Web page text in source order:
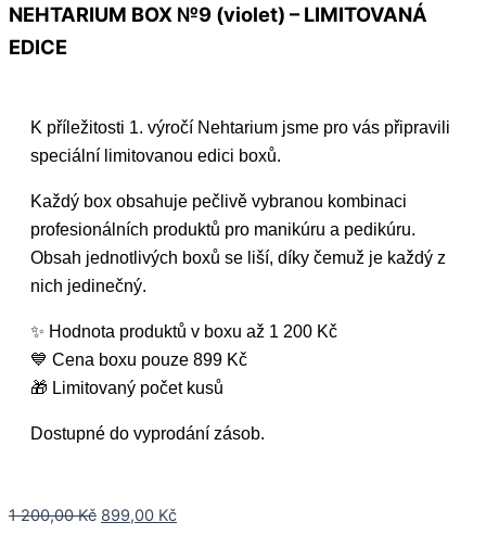
NEHTARIUM BOX №9 (violet) – LIMITOVANÁ
EDICE
K příležitosti 1. výročí Nehtarium jsme pro vás připravili
speciální limitovanou edici boxů.
Každý box obsahuje pečlivě vybranou kombinaci
profesionálních produktů pro manikúru a pedikúru.
Obsah jednotlivých boxů se liší, díky čemuž je každý z
nich jedinečný.
✨ Hodnota produktů v boxu až 1 200 Kč
💙 Cena boxu pouze 899 Kč
🎁 Limitovaný počet kusů
Dostupné do vyprodání zásob.
1 200,00Kč 899,00 Kč